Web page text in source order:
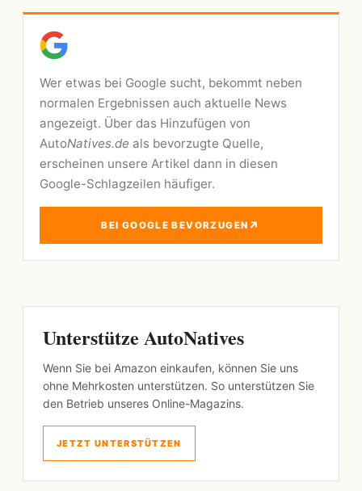
Wer etwas bei Google sucht, bekommt neben
normalen Ergebnissen auch aktuelle News
angezeigt. Über das Hinzufügen von
AutoNatives.de als bevorzugte Quelle,
erscheinen unsere Artikel dann in diesen
Google-Schlagzeilen häufiger.
BEI GOOGLE BEVORZUGEN ↗
Unterstütze AutoNatives
Wenn Sie bei Amazon einkaufen, können Sie uns
ohne Mehrkosten unterstützen. So unterstützen Sie
den Betrieb unseres Online-Magazins.
JETZT UNTERSTÜTZEN